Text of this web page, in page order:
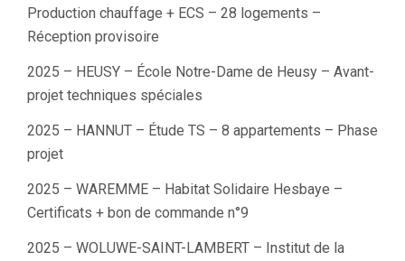
Production chauffage + ECS – 28 logements –
Réception provisoire
2025 – HEUSY – École Notre-Dame de Heusy – Avant-
projet techniques spéciales
2025 – HANNUT – Étude TS – 8 appartements – Phase
projet
2025 – WAREMME – Habitat Solidaire Hesbaye –
Certificats + bon de commande n°9
2025 – WOLUWE-SAINT-LAMBERT – Institut de la